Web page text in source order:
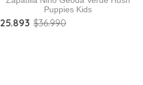
Puppies Kids
25.893 $36.990